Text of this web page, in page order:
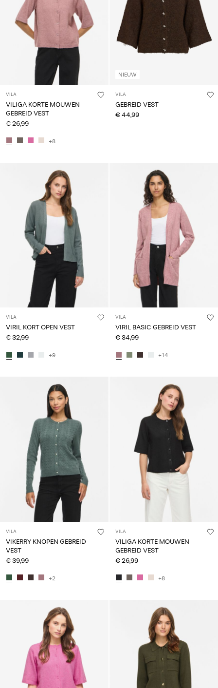
VILA
VILIGA KORTE MOUWEN
GEBREID VEST
€ 26,99
+8
NIEUW
VILA
GEBREID VEST
€ 44,99
VILA
VIRIL KORT OPEN VEST
€ 32,99
+9
VILA
VIRIL BASIC GEBREID VEST
€ 34,99
+14
VILA
VIKERRY KNOPEN GEBREID
VEST
€ 39,99
+2
VILA
VILIGA KORTE MOUWEN
GEBREID VEST
€ 26,99
+8